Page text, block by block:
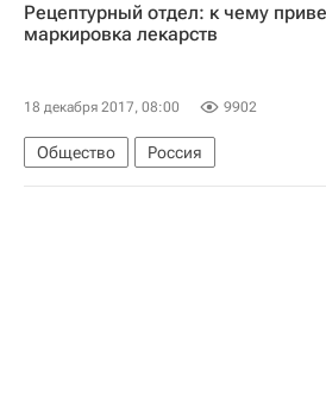
Рецептурный отдел: к чему
маркировка лекарств
18 декабря 2017, 08:00 9902
Общество Россия